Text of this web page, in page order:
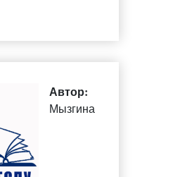
Автор:
Мызгина